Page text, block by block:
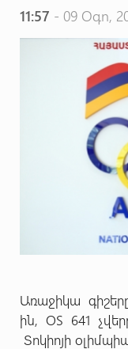
11:57 - 09 Օգո,
Առաջիկա
ին, OS 641
Տոկիոյի